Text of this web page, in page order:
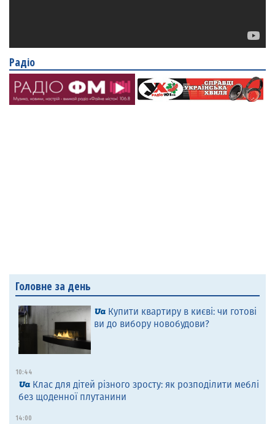
Радіо
Головне за день
Купити квартиру в києві: чи готові
ви до вибору новобудови?
10:44
Клас для дітей різного зросту: як розподілити меблі
без щоденної плутанини
14:00